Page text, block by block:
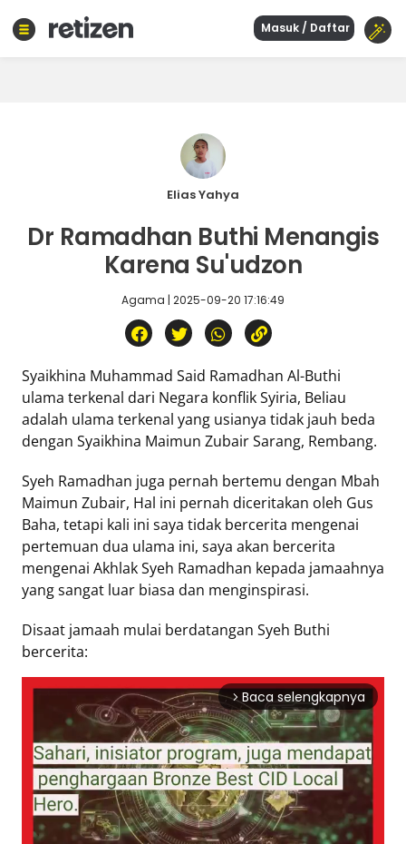
Masuk / Daftar
Elias Yahya
Dr Ramadhan Buthi Menangis
Karena Su'udzon
Agama | 2025-09-20 17:16:49
Syaikhina Muhammad Said Ramadhan Al-Buthi
ulama terkenal dari Negara konflik Syiria, Beliau
adalah ulama terkenal yang usianya tidak jauh beda
dengan Syaikhina Maimun Zubair Sarang, Rembang.
Syeh Ramadhan juga pernah bertemu dengan Mbah
Maimun Zubair, Hal ini pernah diceritakan oleh Gus
Baha, tetapi kali ini saya tidak bercerita mengenai
pertemuan dua ulama ini, saya akan bercerita
mengenai Akhlak Syeh Ramadhan kepada jamaahnya
yang sangat luar biasa dan menginspirasi.
Disaat jamaah mulai berdatangan Syeh Buthi
bercerita:
arrow_forward_ios Baca selengkapnya
Sejarah
Kuliner
Wisata
Eduaksi
Info
Network
Republika
ID
ihram.republika.co.id
rejabar.republika.co.id
repjogja.republika.co.id
Republika
IQRA